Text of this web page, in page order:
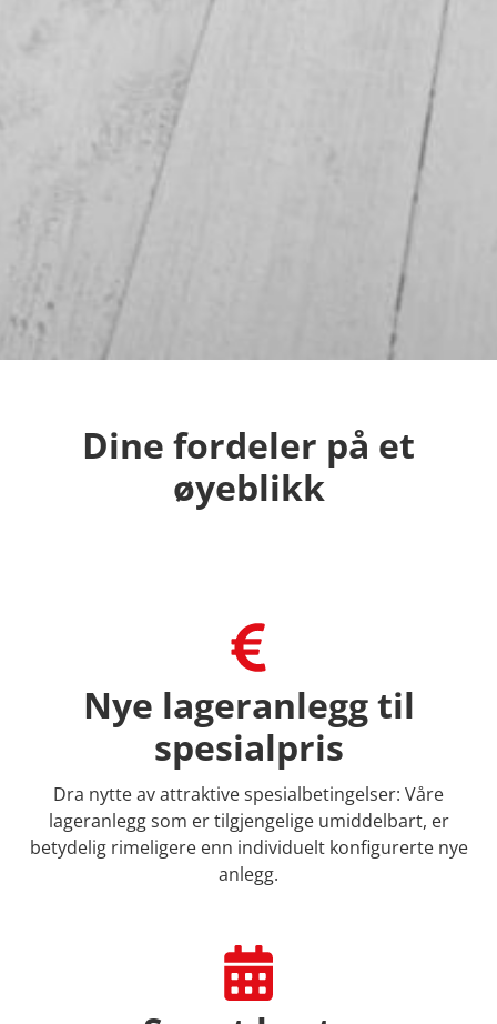
Dine fordeler på et
øyeblikk
Nye lageranlegg til
spesialpris
Dra nytte av attraktive spesialbetingelser: Våre
lageranlegg som er tilgjengelige umiddelbart, er
betydelig rimeligere enn individuelt konfigurerte nye
anlegg.